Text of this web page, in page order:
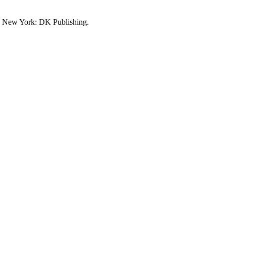
New York: DK Publishing.